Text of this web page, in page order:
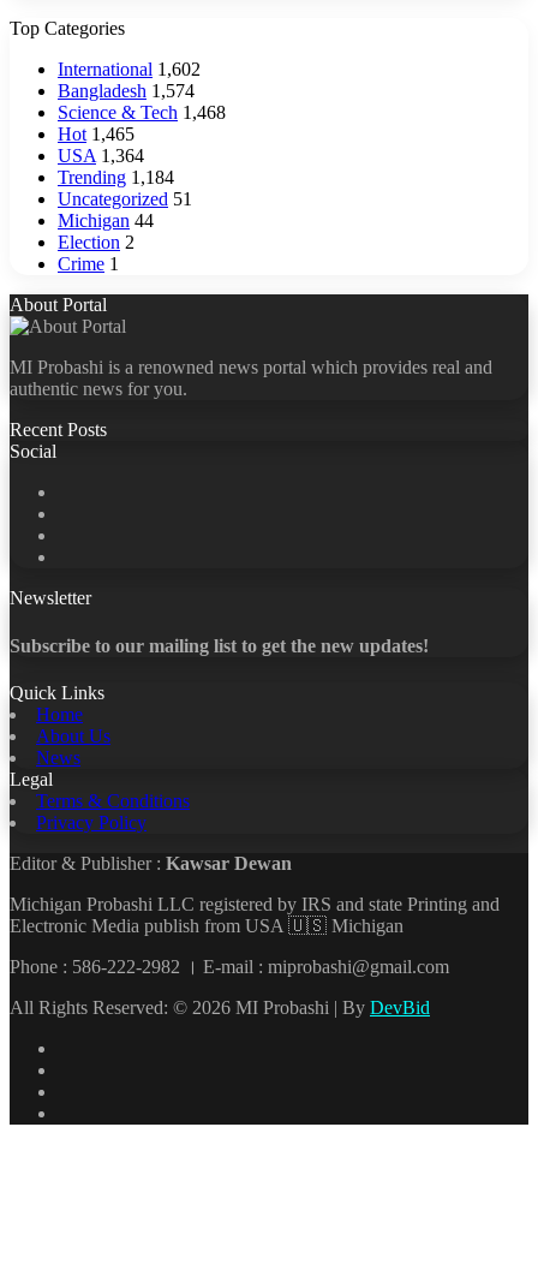
Top Categories
International 1,602
Bangladesh 1,574
Science & Tech 1,468
Hot 1,465
USA 1,364
Trending 1,184
Uncategorized 51
Michigan 44
Election 2
Crime 1
About Portal
MI Probashi is a renowned news portal which provides real and
authentic news for you.
Recent Posts
Social
Newsletter
Subscribe to our mailing list to get the new updates!
Quick Links
Home
About Us
News
Legal
Terms & Conditions
Privacy Policy
Editor & Publisher : Kawsar Dewan
Michigan Probashi LLC registered by IRS and state Printing and
Electronic Media publish from USA 🇺🇸 Michigan
Phone : 586-222-2982 । E-mail : miprobashi@gmail.com
All Rights Reserved: © 2026 MI Probashi | By DevBid